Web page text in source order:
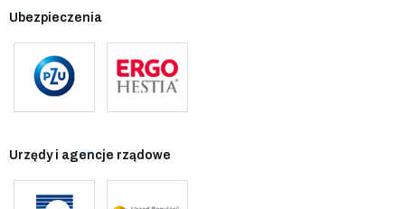
Ubezpieczenia
Urzędy i agencje rządowe